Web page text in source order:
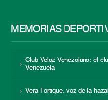
MEMORIAS
Club Veloz Venezolano: el
Venezuela
Vera Fortique: voz de la